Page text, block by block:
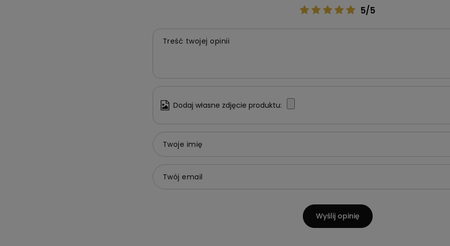
5/5
Treść twojej opinii
Dodaj własne zdjęcie produktu:
Twoje imię
Twój email
Wyślij opinię